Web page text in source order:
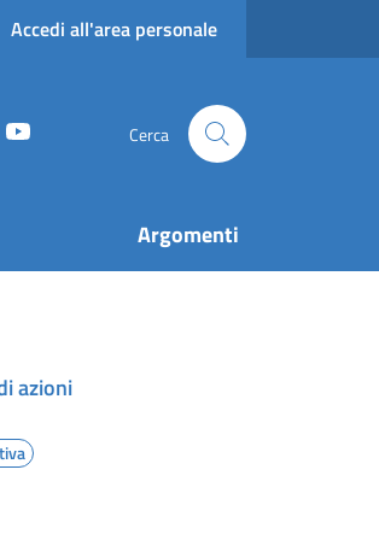
Accedi all'area personale
WhatsApp Cerca
Argomenti
azioni